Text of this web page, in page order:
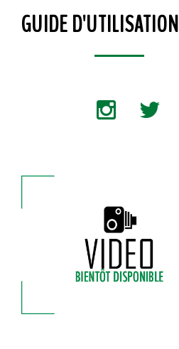
GUIDE D'UTILISATION